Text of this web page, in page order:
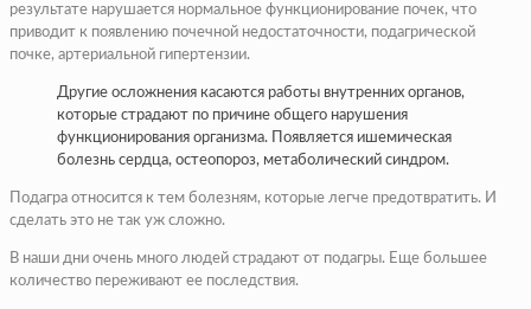
результате нарушается нормальное функционирование почек, что
приводит к появлению почечной недостаточности, подагрической
почке, артериальной гипертензии.
Другие осложнения касаются работы внутренних органов,
которые страдают по причине общего нарушения
функционирования организма. Появляется ишемическая
болезнь сердца, остеопороз, метаболический синдром.
Подагра относится к тем болезням, которые легче предотвратить. И
сделать это не так уж сложно.
В наши дни очень много людей страдают от подагры. Еще большее
количество переживают ее последствия.